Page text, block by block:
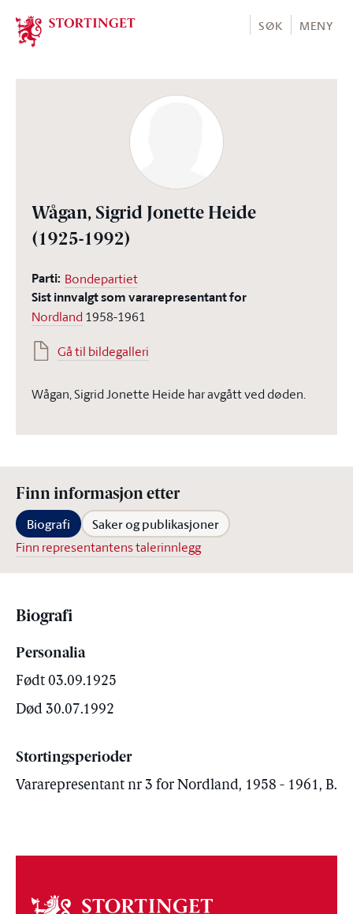
Stortinget.no
SØK MENY
Wågan, Sigrid Jonette Heide
(1925-1992)
Parti: Bondepartiet
Sist innvalgt som vararepresentant for
Nordland 1958-1961
Gå til bildegalleri
Wågan, Sigrid Jonette Heide har avgått ved døden.
Finn informasjon etter
Biografi Saker og publikasjoner
Finn representantens talerinnlegg
Biografi
Personalia
Født 03.09.1925
Død 30.07.1992
Stortingsperioder
Vararepresentant nr 3 for Nordland, 1958 - 1961, B.
Om